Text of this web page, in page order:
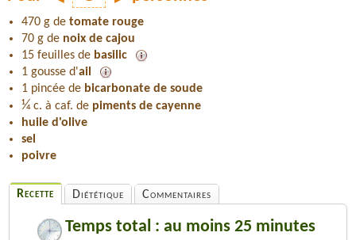
470 g de tomate rouge
70 g de noix de cajou
15 feuilles de basilic
1 gousse d'ail
1 pincée de bicarbonate de soude
¼c. à caf. de piments de cayenne
huile d'olive
sel
poivre
Recette Diététique Commentaires
Temps total : au moins 25 minutes